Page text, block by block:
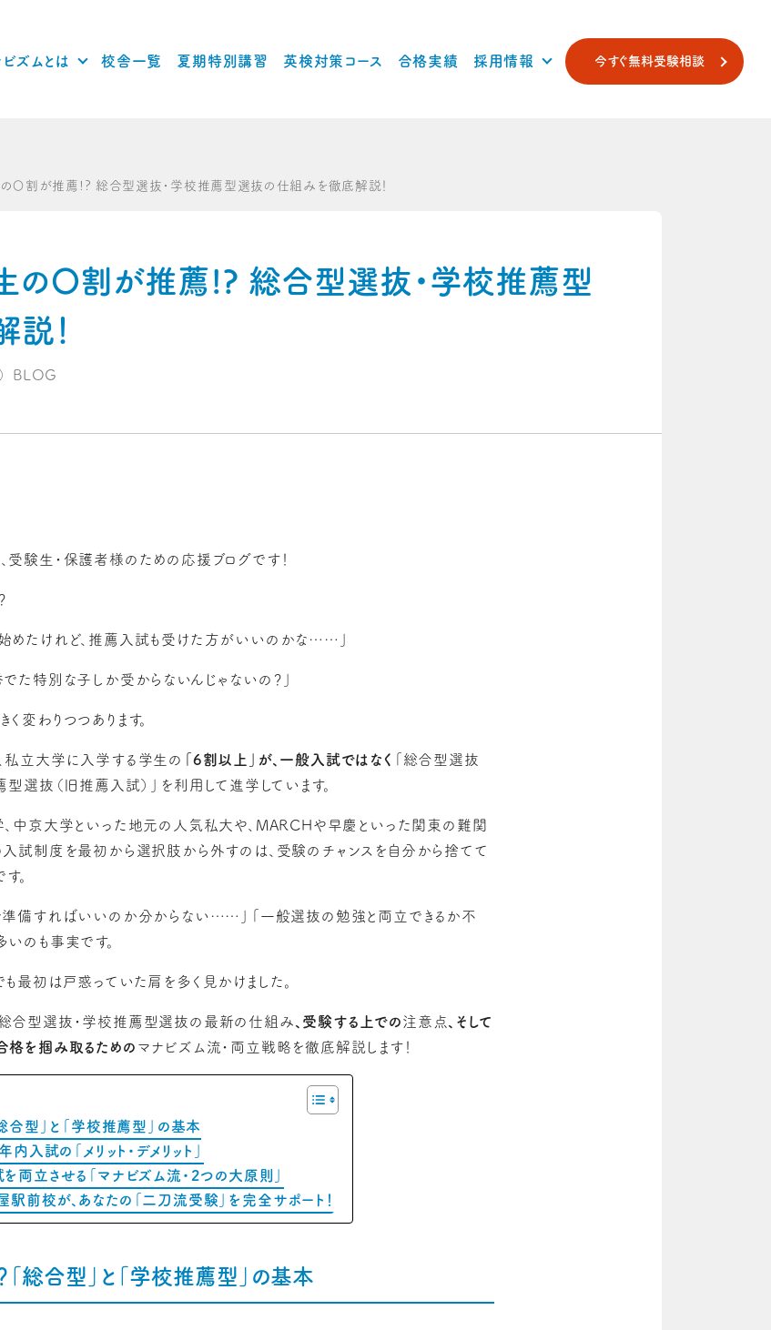
ズムとは 校舎一覧 夏期特別講習 英検対策コース 合格実績 採用情報 今すぐ無料受験相談
〇割が推薦!? 総合型選抜・学校推薦型選抜の仕組みを徹底解説！
の〇割が推薦!? 総合型選抜・学校推薦型
！
） BLOG
受験生・保護者様のための応援ブログです！
めたけれど、推薦入試も受けた方がいいのかな……」
た特別な子しか受からないんじゃないの？」
変わりつつあります。
私立大学に入学する学生の 「6割以上」 が、一般入試ではなく
「総合型選抜
型選抜（旧推薦入試）」を利用して進学しています。
、中京大学といった地元の人気私大や、MARCHや早慶といった関東の難関
入試制度を最初から選択肢から外すのは、受験のチャンスを自分から捨てて
。
準備すればいいのか分からない……」「一般選抜の勉強と両立できるか不
のも事実です。
最初は戸惑っていた肩を多く見かけました。
合型選抜・学校推薦型選抜の最新の仕組み 、受験する上での注意点
、そして
格を掴み取るための マナビズム流・両立戦略を徹底解説します！
合型」と「学校推薦型」の基本
入試の「メリット・デメリット」
立させる「マナビズム流・2つの大原則」
駅前校が、あなたの「二刀流受験」を完全サポート！
「総合型」と「学校推薦型」の基本